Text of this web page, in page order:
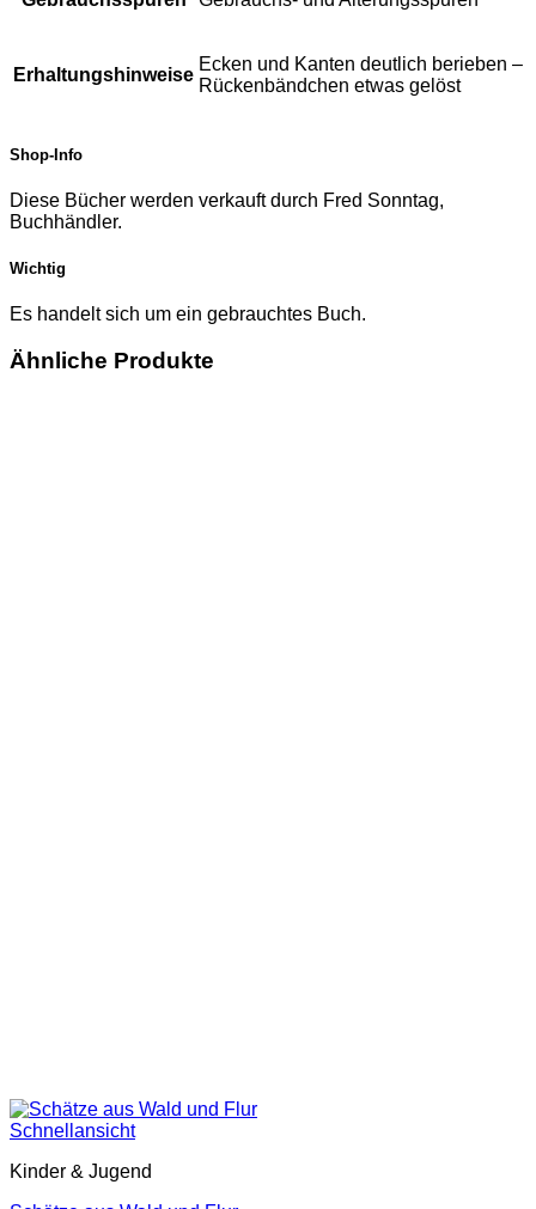
Erhaltungshinweise
Ecken und Kanten deutlich berieben –
Rückenbändchen etwas gelöst
Shop-Info
Diese Bücher werden verkauft durch Fred Sonntag,
Buchhändler.
Wichtig
Es handelt sich um ein gebrauchtes Buch.
Ähnliche Produkte
Schnellansicht
Kinder & Jugend